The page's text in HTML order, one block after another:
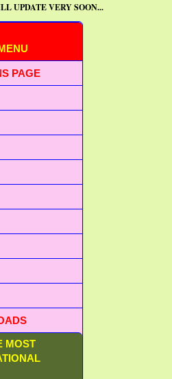
UPDATE VERY SOON...
PAGE
MOST